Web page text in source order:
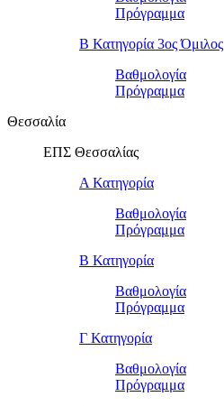
Πρόγραμμα
Β Κατηγορία 3ος Όμιλος
Βαθμολογία
Πρόγραμμα
Θεσσαλία
ΕΠΣ Θεσσαλίας
Α Κατηγορία
Βαθμολογία
Πρόγραμμα
Β Κατηγορία
Βαθμολογία
Πρόγραμμα
Γ Κατηγορία
Βαθμολογία
Πρόγραμμα